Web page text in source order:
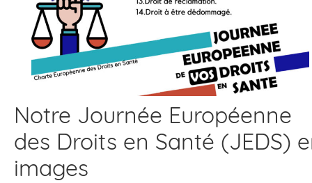
Notre Journée Européenne
des Droits en Santé (JEDS)
images